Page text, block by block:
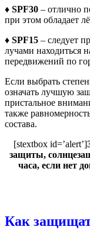
♦ SPF30 – отлично
при этом обладает
♦ SPF15 – следует
лучами находиться
передвижений по
Если выбрать
означать лучшую
пристальное
также
состава.
[stextbox id=’alert’]
защиты,
часа, если нет
Как